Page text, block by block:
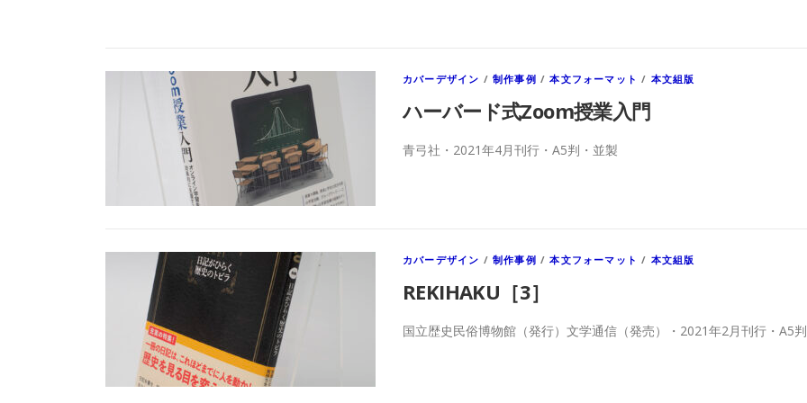
カバーデザイン /制作事例 /本文フォーマット / 本文組版
ハーバード式Zoom授業入門
青弓社・2021年4月刊行・A5判・並製
カバーデザイン /制作事例 /本文フォーマット / 本文組版
REKIHAKU［3］
国立歴史民俗博物館（発行）文学通信（発売）・2021年2月刊行・A5